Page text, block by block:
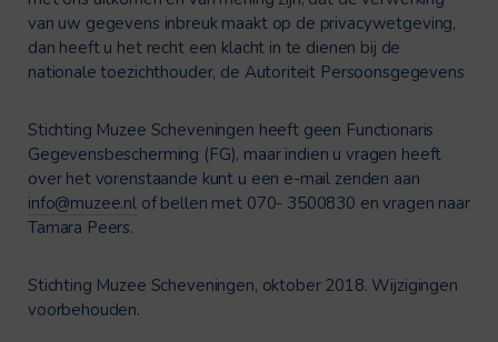
van uw gegevens inbreuk maakt op de privacywetgeving,
dan heeft u het recht een klacht in te dienen bij de
nationale toezichthouder, de Autoriteit Persoonsgegevens
Stichting Muzee Scheveningen heeft geen Functionaris
Gegevensbescherming (FG), maar indien u vragen heeft
over het vorenstaande kunt u een e-mail zenden aan
info@muzee.nl of bellen met 070- 3500830 en vragen naar
Tamara Peers.
Stichting Muzee Scheveningen, oktober 2018. Wijzigingen
voorbehouden.